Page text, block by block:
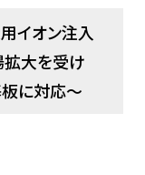
イオン注入
拡大を受け
板に対応～